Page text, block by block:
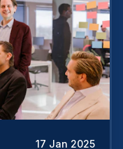
17 Jan 2025